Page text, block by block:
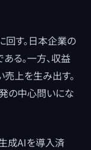
回す。日本企業の
る。一方、収益
上を生み出す。
の中心問いにな
成AIを導入済